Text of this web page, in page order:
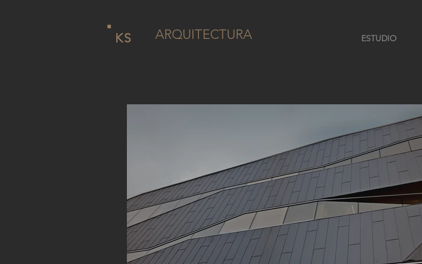
KS ARQUITECTURA ESTUDIO